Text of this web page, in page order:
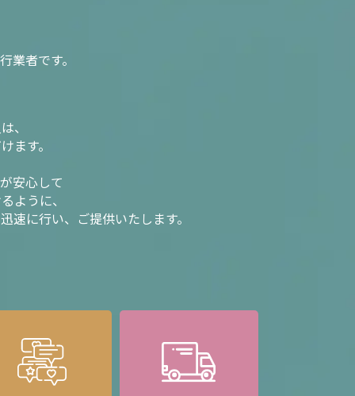
業者です。
、
ます。
安心して
ように、
速に行い、ご提供いたします。